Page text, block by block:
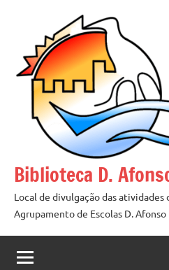
conteúdo
Biblioteca D.
Local de divulgação das atividades
Agrupamento de Escolas D. Afonso